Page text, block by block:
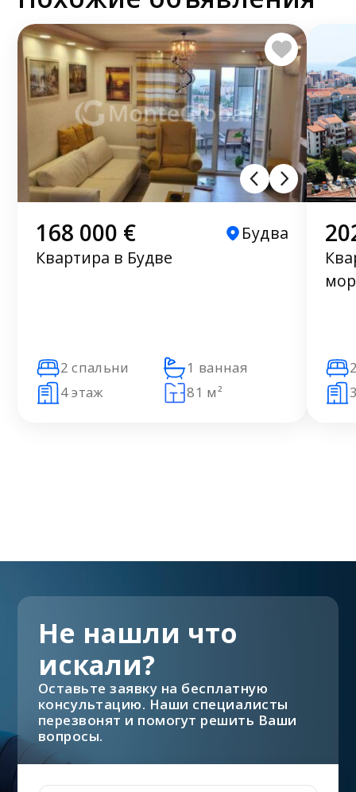
168 000 €
Будва
Квартира в Будве
2 спальни
1 ванная
4 этаж
81 м²
Не нашли что
искали?
Оставьте заявку на бесплатную
консультацию. Наши специалисты
перезвонят и помогут решить Ваши
вопросы.